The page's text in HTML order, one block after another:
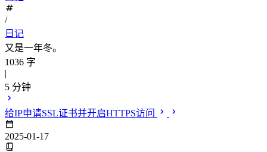
/
日记
又是一年冬。
1036 字
|
5 分钟
给IP申请SSL证书并开启HTTPS访问
2025-01-17